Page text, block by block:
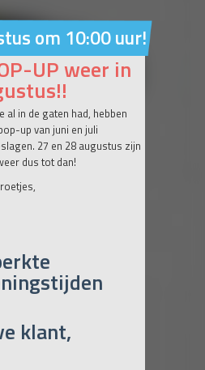
om 10:00 uur!
UP weer in
al in de gaten had, hebben
up van juni en juli
27 en 28 augustus zijn
dus tot dan!
klant,